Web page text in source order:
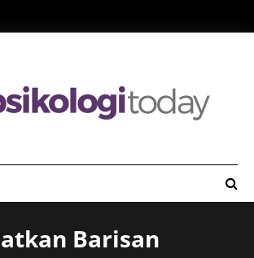
Barisan